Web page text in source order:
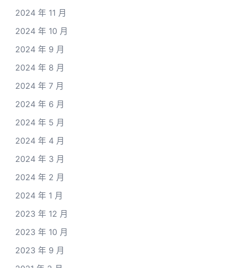
2024 年 11 月
2024 年 10 月
2024 年 9 月
2024 年 8 月
2024 年 7 月
2024 年 6 月
2024 年 5 月
2024 年 4 月
2024 年 3 月
2024 年 2 月
2024 年 1 月
2023 年 12 月
2023 年 10 月
2023 年 9 月